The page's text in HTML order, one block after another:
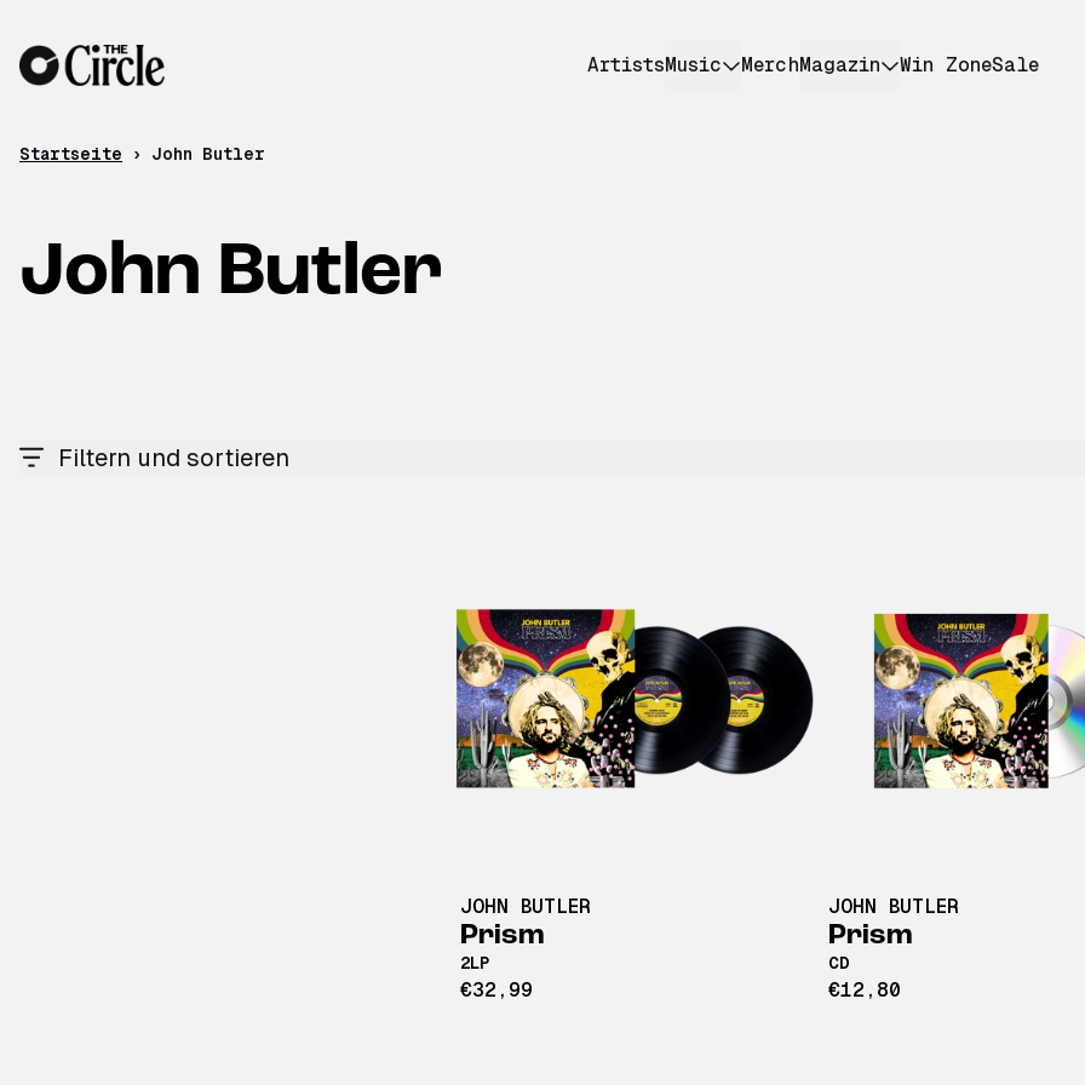
ArtistsMusic MerchMagazin Win ZoneSale
Startseite › John Butler
John Butler
Filtern und sortieren
JOHN BUTLER
Prism
2LP
€32,99
JOHN BUTLER
Prism
CD
€12,80